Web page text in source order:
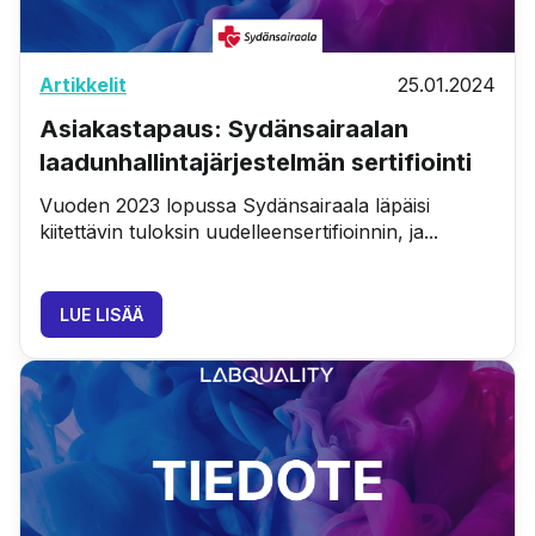
Artikkelit 25.01.2024
Asiakastapaus: Sydänsairaalan
laadunhallintajärjestelmän sertifiointi
Vuoden 2023 lopussa Sydänsairaala läpäisi
kiitettävin tuloksin uudelleensertifioinnin, ja...
LUE LISÄÄ